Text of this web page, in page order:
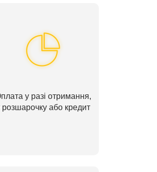
у разі отримання,
розшарочку або кредит